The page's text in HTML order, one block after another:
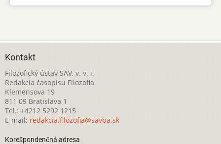
Kontakt
Filozofický ústav SAV, v. v. i.
Redakcia časopisu Filozofia
Klemensova 19
811 09 Bratislava 1
Tel.: +4212 5292 1215
E-mail: redakcia.filozofia@savba.sk
Korešpondenčná adresa